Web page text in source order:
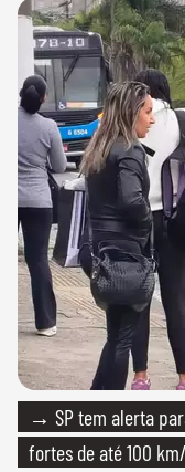
→ SP tem alerta
fortes de até 100